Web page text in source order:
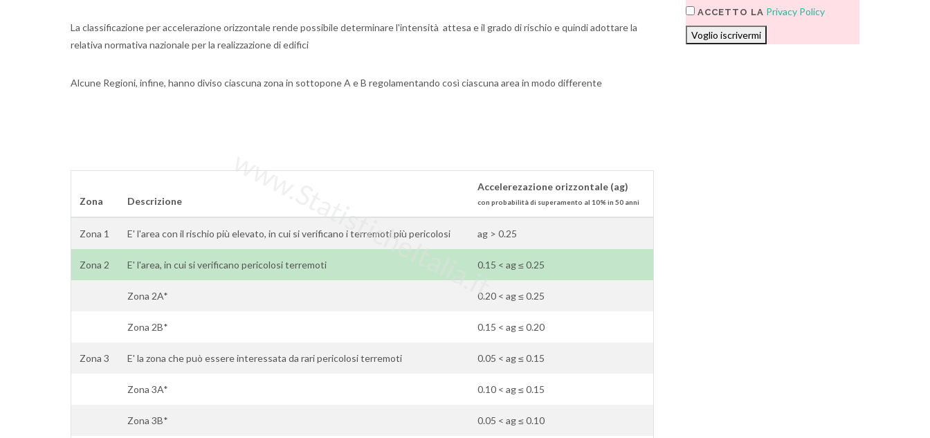
La classificazione per accelerazione orizzontale rende possibile determinare l'intensità attesa e il grado di rischio e quindi adottare la
relativa normativa nazionale per la realizzazione di edifici
Alcune Regioni, infine, hanno diviso ciascuna zona in sottopone A e B regolamentando così ciascuna area in modo differente
Zona Descrizione
Accelerezazione orizzontale (ag)
con probabilità di superamento al 10% in 50 anni
Zona 1 E' l'area con il rischio più elevato, in cui si verificano i terremoti più pericolosi ag > 0.25
Zona 2 E' l'area, in cui si verificano pericolosi terremoti 0.15 < ag ≤ 0.25
Zona 2A* 0.20 < ag ≤ 0.25
Zona 2B* 0.15 < ag ≤ 0.20
Zona 3 E' la zona che può essere interessata da rari pericolosi terremoti 0.05 < ag ≤ 0.15
Zona 3A* 0.10 < ag ≤ 0.15
Zona 3B* 0.05 < ag ≤ 0.10
www.StatisticheItalia.it
ACCETTO LA Privacy Policy
Voglio iscrivermi